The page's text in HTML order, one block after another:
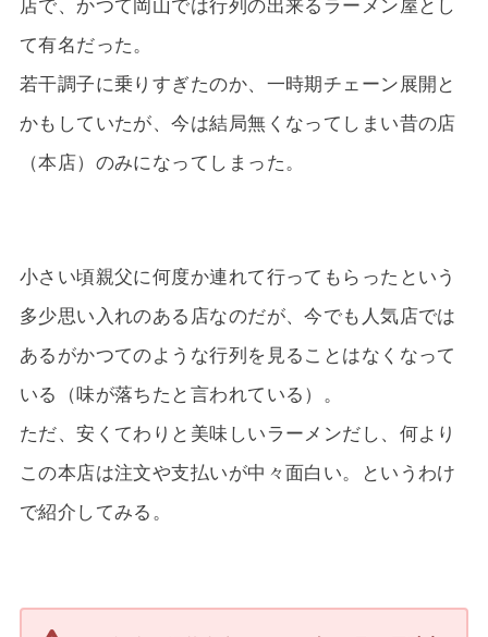
店で、かつて岡山では行列の出来るラーメン屋とし
て有名だった。
若干調子に乗りすぎたのか、一時期チェーン展開と
かもしていたが、今は結局無くなってしまい昔の店
（本店）のみになってしまった。
小さい頃親父に何度か連れて行ってもらったという
多少思い入れのある店なのだが、今でも人気店では
あるがかつてのような行列を見ることはなくなって
いる（味が落ちたと言われている）。
ただ、安くてわりと美味しいラーメンだし、何より
この本店は注文や支払いが中々面白い。というわけ
で紹介してみる。